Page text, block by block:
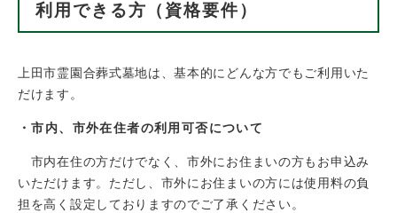
利用できる方（資格要件）
上田市霊園合葬式墓地は、基本的にどんな方でもご利用いた
だけます。
・市内、市外在住者の利用可否について
市内在住の方だけでなく、市外にお住まいの方もお申込み
いただけます。ただし、市外にお住まいの方には使用料の負
担を高く設定しておりますのでご了承ください。